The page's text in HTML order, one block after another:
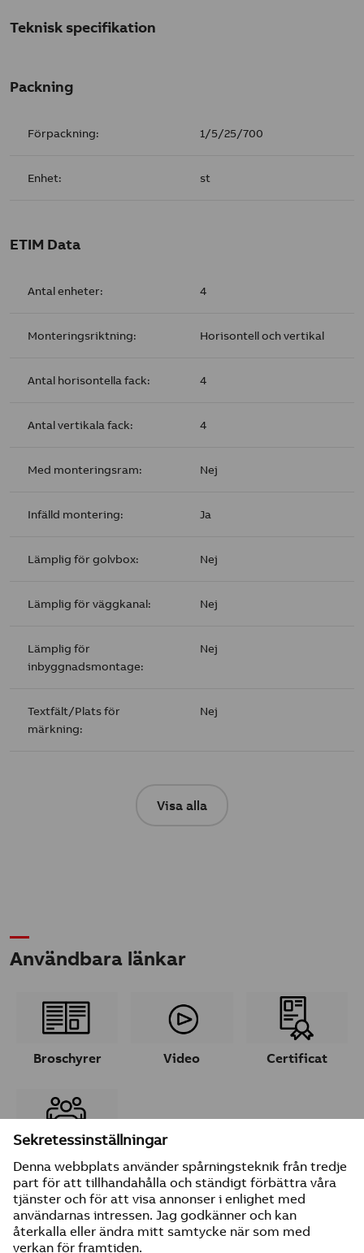
Teknisk specifikation
Packning
Förpackning: 1/5/25/700
Enhet: st
ETIM Data
Antal enheter: 4
Monteringsriktning: Horisontell och vertikal
Antal horisontella fack: 4
Antal vertikala fack: 4
Med monteringsram: Nej
Infälld montering: Ja
Lämplig för golvbox: Nej
Lämplig för väggkanal: Nej
Lämplig för
inbyggnadsmontage:
Nej
Textfält/Plats för
märkning:
Nej
Visa alla
Användbara länkar
Broschyrer Video Certificat